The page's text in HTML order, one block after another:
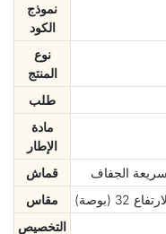
نموذج
الكود
نوع
المنتج
طلب
مادة
الإطار
قماش
الجفاف
مقاس
التخصيص